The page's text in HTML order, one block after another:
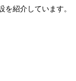
紹介しています。